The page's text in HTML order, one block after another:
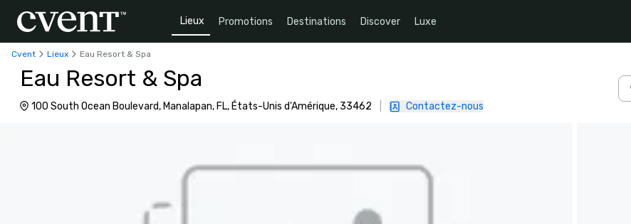
Lieux Promotions Destinations Discover Luxe
Cvent Lieux Eau Resort & Spa
Eau Resort & Spa
100 South Ocean Boulevard, Manalapan, FL, États-Unis d'Amérique, 33462 Contactez-nous